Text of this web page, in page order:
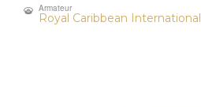
Armateur
Royal Caribbean International